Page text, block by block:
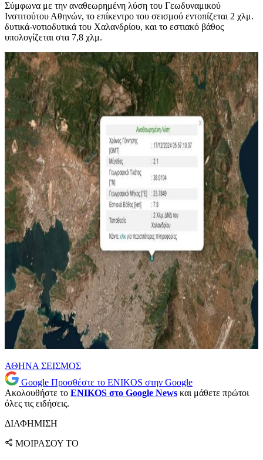
Σύμφωνα με την αναθεωρημένη λύση του Γεωδυναμικού
Ινστιτούτου Αθηνών, το επίκεντρο του σεισμού εντοπίζεται 2 χλμ.
δυτικά-νοτιοδυτικά του Χαλανδρίου, και το εστιακό βάθος
υπολογίζεται στα 7,8 χλμ.
ΑΘΗΝΑ ΣΕΙΣΜΟΣ
Google Προσθέστε το ENIKOS στην Google
Ακολουθήστε το ENIKOS στο Google News και μάθετε πρώτοι
όλες τις ειδήσεις.
ΔΙΑΦΗΜΙΣΗ
ΜΟΙΡΑΣΟΥ ΤΟ